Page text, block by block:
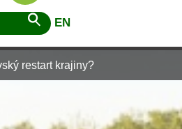
EN
restart krajiny?